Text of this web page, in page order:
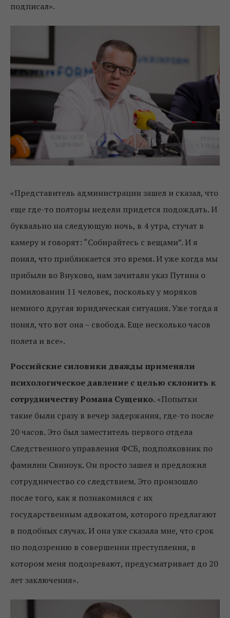
подписал».
«Представитель администрации зашел и сказал, что
еще где-то полторы недели придется подождать. И
буквально на следующую ночь, в 4 утра, стучат в
камеру и говорят: “Собирайтесь с вещами”. И я
понял, что приближается это время. И уже когда мы
прибыли во Внуково, нам зачитали указ Путина о
помиловании 11 человек, поскольку у моряков
немного другая юридическая ситуация. Уже тогда я
понял, что вот она – свобода. Еще несколько часов
полета и все».
Российские силовики дважды применяли
психологическое давление с целью склонить к
сотрудничеству Романа Сущенко. «Попытки
такие были сразу в вечер задержания, где-то после
20 часов. Это был заместитель первого отдела
Следственного управления ФСБ, подполковник по
фамилии Свиноук. Он просто зашел и предложил
сотрудничество со следствием. Это произошло
после того, как я познакомился с их
государственным адвокатом, которого предлагают
в подобных случах. И она уже сказала мне, что срок
по подозрению в совершении преступления, в
котором меня подозревают, предусматривает до 20
лет заключения».